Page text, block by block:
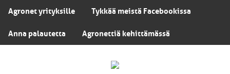
Agronet yrityksille Tykkää meistä Facebookissa
Anna palautetta Agronettiä kehittämässä